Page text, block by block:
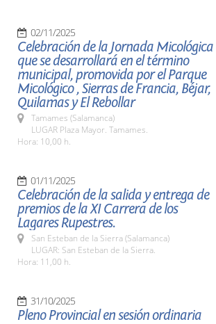
02/11/2025
Celebración de la Jornada Micológica
que se desarrollará en el término
municipal, promovida por el Parque
Micológico , Sierras de Francia, Béjar,
Quilamas y El Rebollar
Tamames (Salamanca)
LUGAR Plaza Mayor. Tamames.
Hora: 10,00 h.
01/11/2025
Celebración de la salida y entrega de
premios de la XI Carrera de los
Lagares Rupestres.
San Esteban de la Sierra (Salamanca)
LUGAR: San Esteban de la Sierra.
Hora: 11,00 h.
31/10/2025
Pleno Provincial en sesión ordinaria